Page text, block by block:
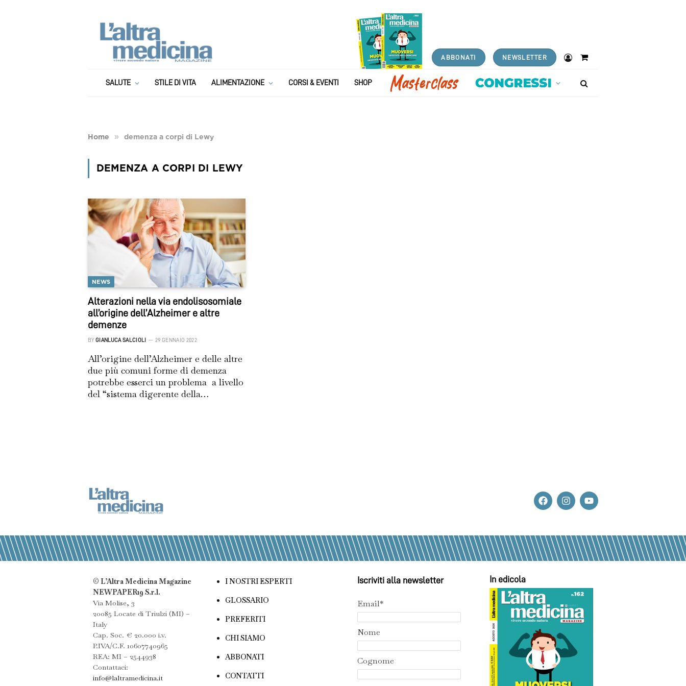
ABBONATI NEWSLETTER
Shopping
SALUTE STILE DI VITA ALIMENTAZIONE CORSI & EVENTI SHOP
Home » demenza a corpi di Lewy
DEMENZA A CORPI DI LEWY
NEWS
Alterazioni nella via endolisosomiale
all’origine dell’Alzheimer e altre
demenze
BY GIANLUCA SALCIOLI 29 GENNAIO 2022
All’origine dell’Alzheimer e delle altre
due più comuni forme di demenza
potrebbe esserci un problema a livello
del “sistema digerente della…
© L’Altra Medicina Magazine
NEWPAPER19 S.r.l.
Via Molise, 3
20085 Locate di Triulzi (MI) –
Italy
Cap. Soc. € 20.000 i.v.
P.IVA/C.F. 10607740965
REA: MI – 2544938
Contattaci:
info@laltramedicina.it
I NOSTRI ESPERTI
GLOSSARIO
PREFERITI
CHI SIAMO
ABBONATI
CONTATTI
Iscriviti alla newsletter
Email*
Nome
Cognome
In edicola